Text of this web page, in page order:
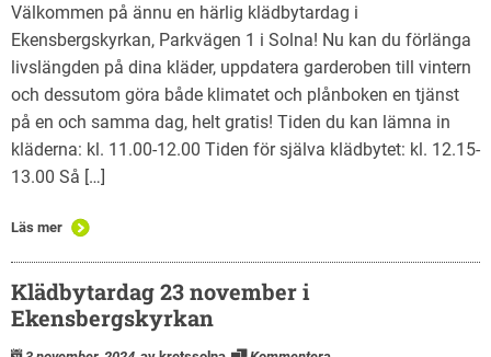
Välkommen på ännu en härlig klädbytardag i
Ekensbergskyrkan, Parkvägen 1 i Solna! Nu kan du förlänga
livslängden på dina kläder, uppdatera garderoben till vintern
och dessutom göra både klimatet och plånboken en tjänst
på en och samma dag, helt gratis! Tiden du kan lämna in
kläderna: kl. 11.00-12.00 Tiden för själva klädbytet: kl. 12.15-
13.00 Så […]
Läs mer
Klädbytardag 23 november i
Ekensbergskyrkan